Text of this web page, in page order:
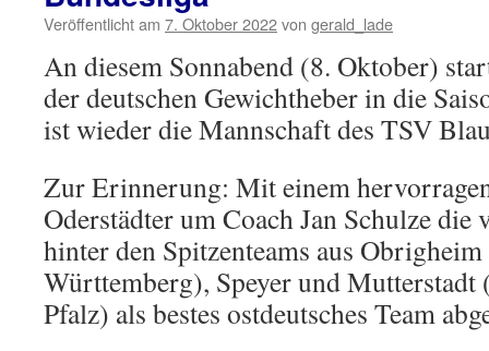
Veröffentlicht am 7. Oktober 2022von gerald_lade
An diesem Sonnabend (8. Oktober)
der deutschen Gewichtheber in die
ist wieder die Mannschaft des TSV
Zur Erinnerung: Mit einem
Oderstädter um Coach Jan Schulze die
hinter den Spitzenteams aus
Württemberg), Speyer und Mutterstadt
Pfalz) als bestes ostdeutsches Team